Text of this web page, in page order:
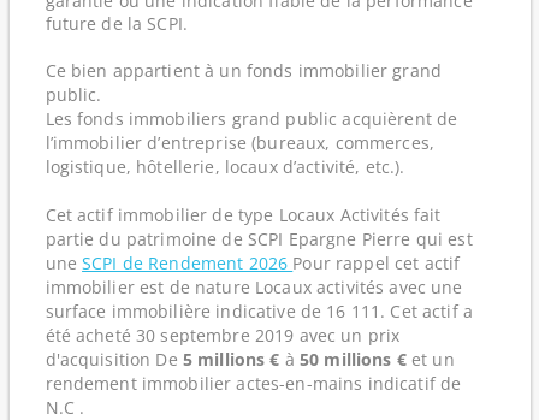
future de la SCPI.
Ce bien appartient à un fonds immobilier grand
public.
Les fonds immobiliers grand public acquièrent de
l’immobilier d’entreprise (bureaux, commerces,
logistique, hôtellerie, locaux d’activité, etc.).
Cet actif immobilier de type Locaux Activités fait
partie du patrimoine de SCPI Epargne Pierre qui est
uneSCPI de Rendement 2026 Pour rappel cet actif
immobilier est de nature Locaux activités avec une
surface immobilière indicative de 16 111. Cet actif a
été acheté 30 septembre 2019 avec un prix
d'acquisition De 5 millions € à 50 millions €et un
rendement immobilier actes-en-mains indicatif de
N.C .